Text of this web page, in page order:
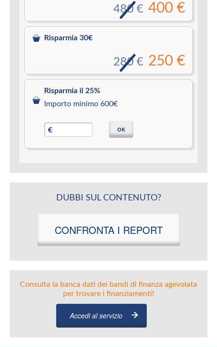
400 €
480 €
Risparmia 30€
250 €
280 €
Risparmia il 25%
Importo minimo 600€
€ OK
DUBBI SUL CONTENUTO?
CONFRONTA I REPORT
Consulta la banca dati dei bandi di finanza agevolata
per trovare i finanziamenti!
Accedi al servizio